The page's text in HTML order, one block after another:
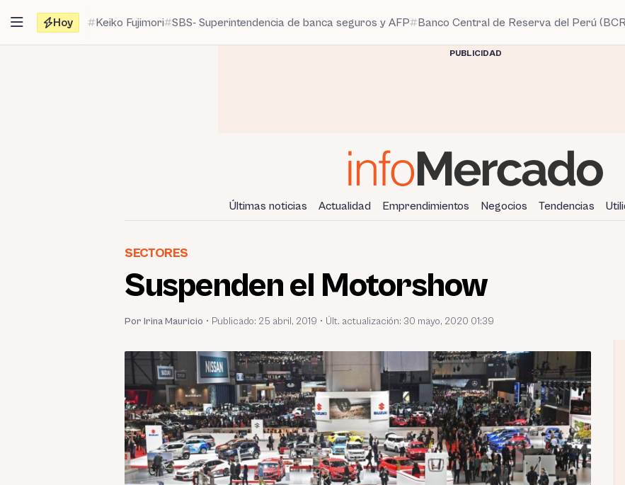
contenido
Hoy Keiko Fujimori SBS- Superintendencia de banca seguros y AFP Banco Central de Reserva del Perú
PUBLICIDAD
Últimas noticias Actualidad Emprendimientos Negocios Tendencias
SECTORES
Suspenden el Motorshow
Por Irina Mauricio • Publicado: 25 abril, 2019 • Últ. actualización: 30 mayo, 2020 01:39